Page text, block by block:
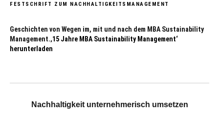
FESTSCHRIFT ZUM NACHHALTIGKEITSMANAGEMENT
Geschichten von Wegen im, mit und nach dem MBA Sustainability
Management.‚15 Jahre MBA Sustainability Management‘
herunterladen
Nachhaltigkeit unternehmerisch umsetzen